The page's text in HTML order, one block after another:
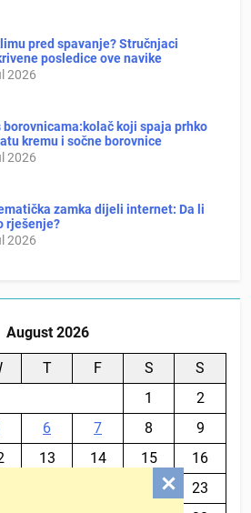
pred spavanje? Stručnjaci
posledice ove navike
2026
borovnicama:kolač koji spaja prhko
kremu i sočne borovnice
2026
zamka dijeli internet: Da li
rješenje?
2026
August 2026
T F S
S
1
2
6 7 8
9
13 14 15
16
23